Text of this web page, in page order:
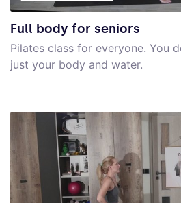
Full body for seniors
Pilates class for everyone. You
just your body and water.